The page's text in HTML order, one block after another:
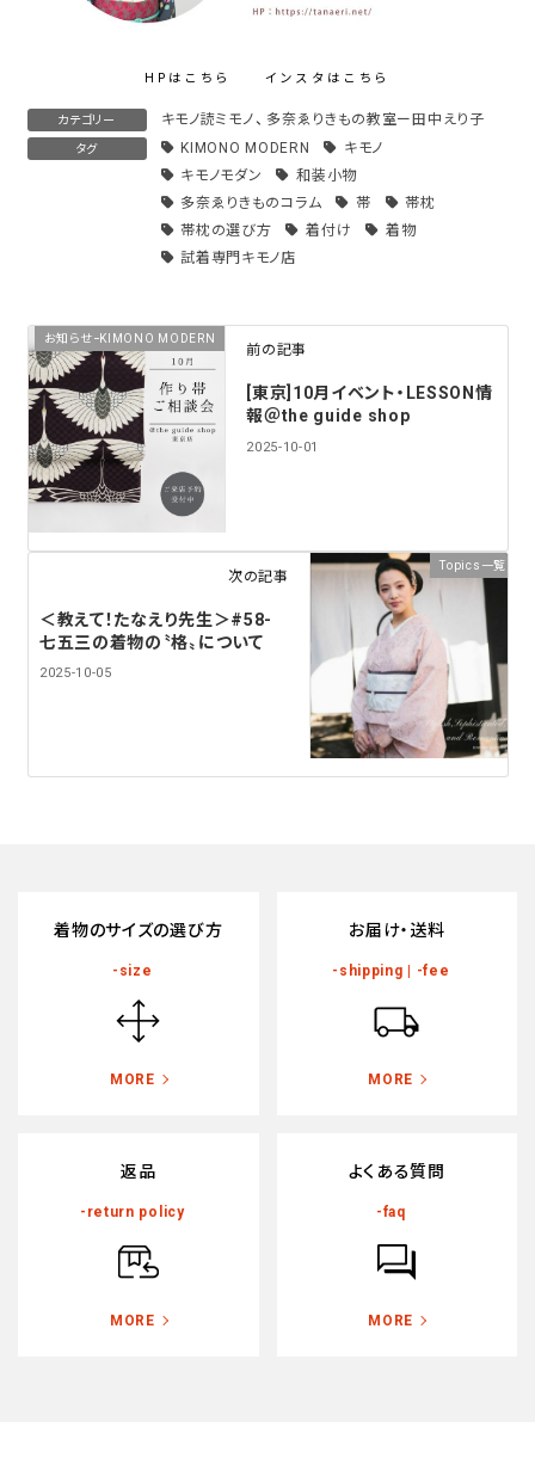
HPはこちら インスタはこちら
カテゴリー キモノ読ミモノ 、 多奈ゑりきもの教室ー田中えり子
タグ KIMONO MODERN
キモノ
キモノモダン
和装小物
多奈ゑりきものコラム
帯
帯枕
帯枕の選び方
着付け
着物
試着専門キモノ店
お知らせｰKIMONO MODERN
前の記事
[東京]10月イベント・LESSON情
報＠the guide shop
2025-10-01
Topics一覧
次の記事
＜教えて！たなえり先生＞#58-
七五三の着物の〝格〟について
2025-10-05
着物のサイズの選び方
-size
MORE
お届け・送料
-shipping | -fee
MORE
返品
-return policy
MORE
よくある質問
-faq
MORE